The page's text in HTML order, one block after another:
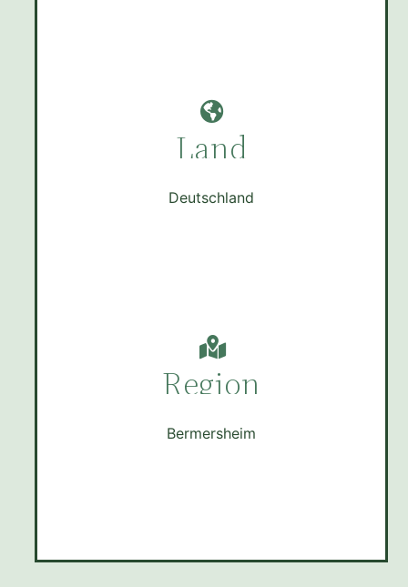
Land
Deutschland
Region
Bermersheim